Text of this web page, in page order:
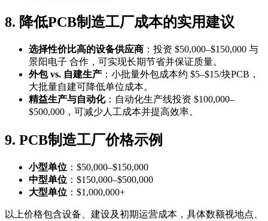
8. 降低PCB制造工厂成本的实用建议
选择性价比高的设备供应商 ：投资 $50,000–$150,000 与
景阳电子 合作，可实现长期节省并保证质量。
外包 vs. 自建生产 ：小批量外包成本约 $5–$15/块PCB，
大批量自建可降低单位成本。
精益生产与自动化：自动化生产线投资 $100,000–
$500,000，可减少人工成本并提高效率。
9. PCB制造工厂价格示例
小型单位 ：$50,000–$150,000
中型单位 ：$150,000–$500,000
大型单位 ：$1,000,000+
以上价格包含设备、建设及初期运营成本，具体数额视地点、